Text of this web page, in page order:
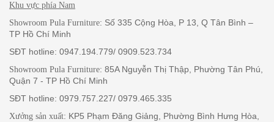
Khu vực phía Nam
Showroom Pula Furniture: Số 335 Cộng Hòa, P 13, Q Tân Bình –
TP Hồ Chí Minh
SĐT hotline: 0947.194.779/ 0909.523.734
Showroom Pula Furniture: 85A Nguyễn Thị Thập, Phường Tân Phú,
Quận 7 - TP Hồ Chí Minh
SĐT hotline: 0979.757.227/ 0979.465.335
Xưởng sản xuất: KP5 Phạm Đăng Giảng, Phường Bình Hưng Hòa,